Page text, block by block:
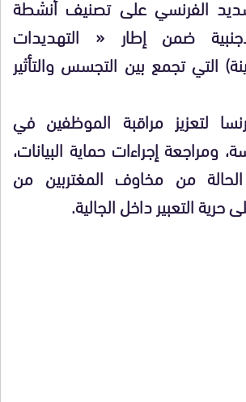
ضمن إطار « التهديدات
التي تجمع بين التجسس والتأثير
لتعزيز مراقبة الموظفين في
ومراجعة إجراءات حماية البيانات،
من مخاوف المغتربين من
حرية التعبير داخل الجالية.